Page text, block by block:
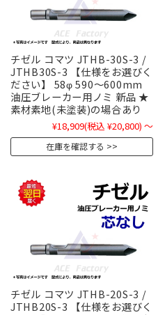
チゼル コマツ JTHB-30S-3 /
JTHB30S-3 【仕様をお選びく
ださい】 58φ 590～600mm
油圧ブレーカー用ノミ 新品 ★
素材素地(未塗装)の場合あり
¥18,909(税込 ¥20,800) ～
在庫を確認する
チゼル コマツ JTHB-20S-3 /
JTHB20S-3 【仕様をお選びく